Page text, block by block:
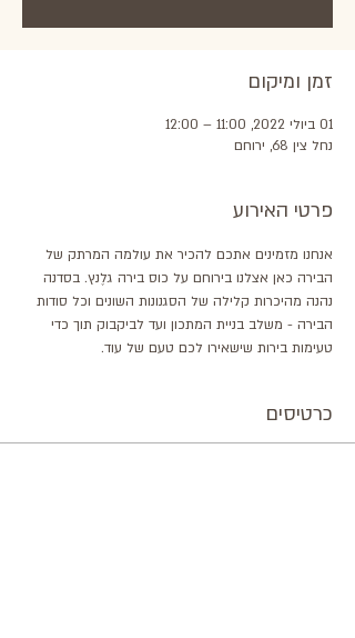
זמן ומיקום
01 ביולי 2022, 11:00 – 12:00
נחל צין 68, ירוחם
פרטי האירוע
אנחנו מזמינים אתכם להכיר את עולמה המרתק של
הבירה כאן אצלנו בירוחם על כוס בירה גלֶנץ. בסדנה
נהנה מהיכרות קלילה של הסגנונות השונים וכל סודות
הבירה - משלב בניית המתכון ועד לביקבוק תוך כדי
טעימות בירות שישאירו לכם טעם של עוד.
כרטיסים